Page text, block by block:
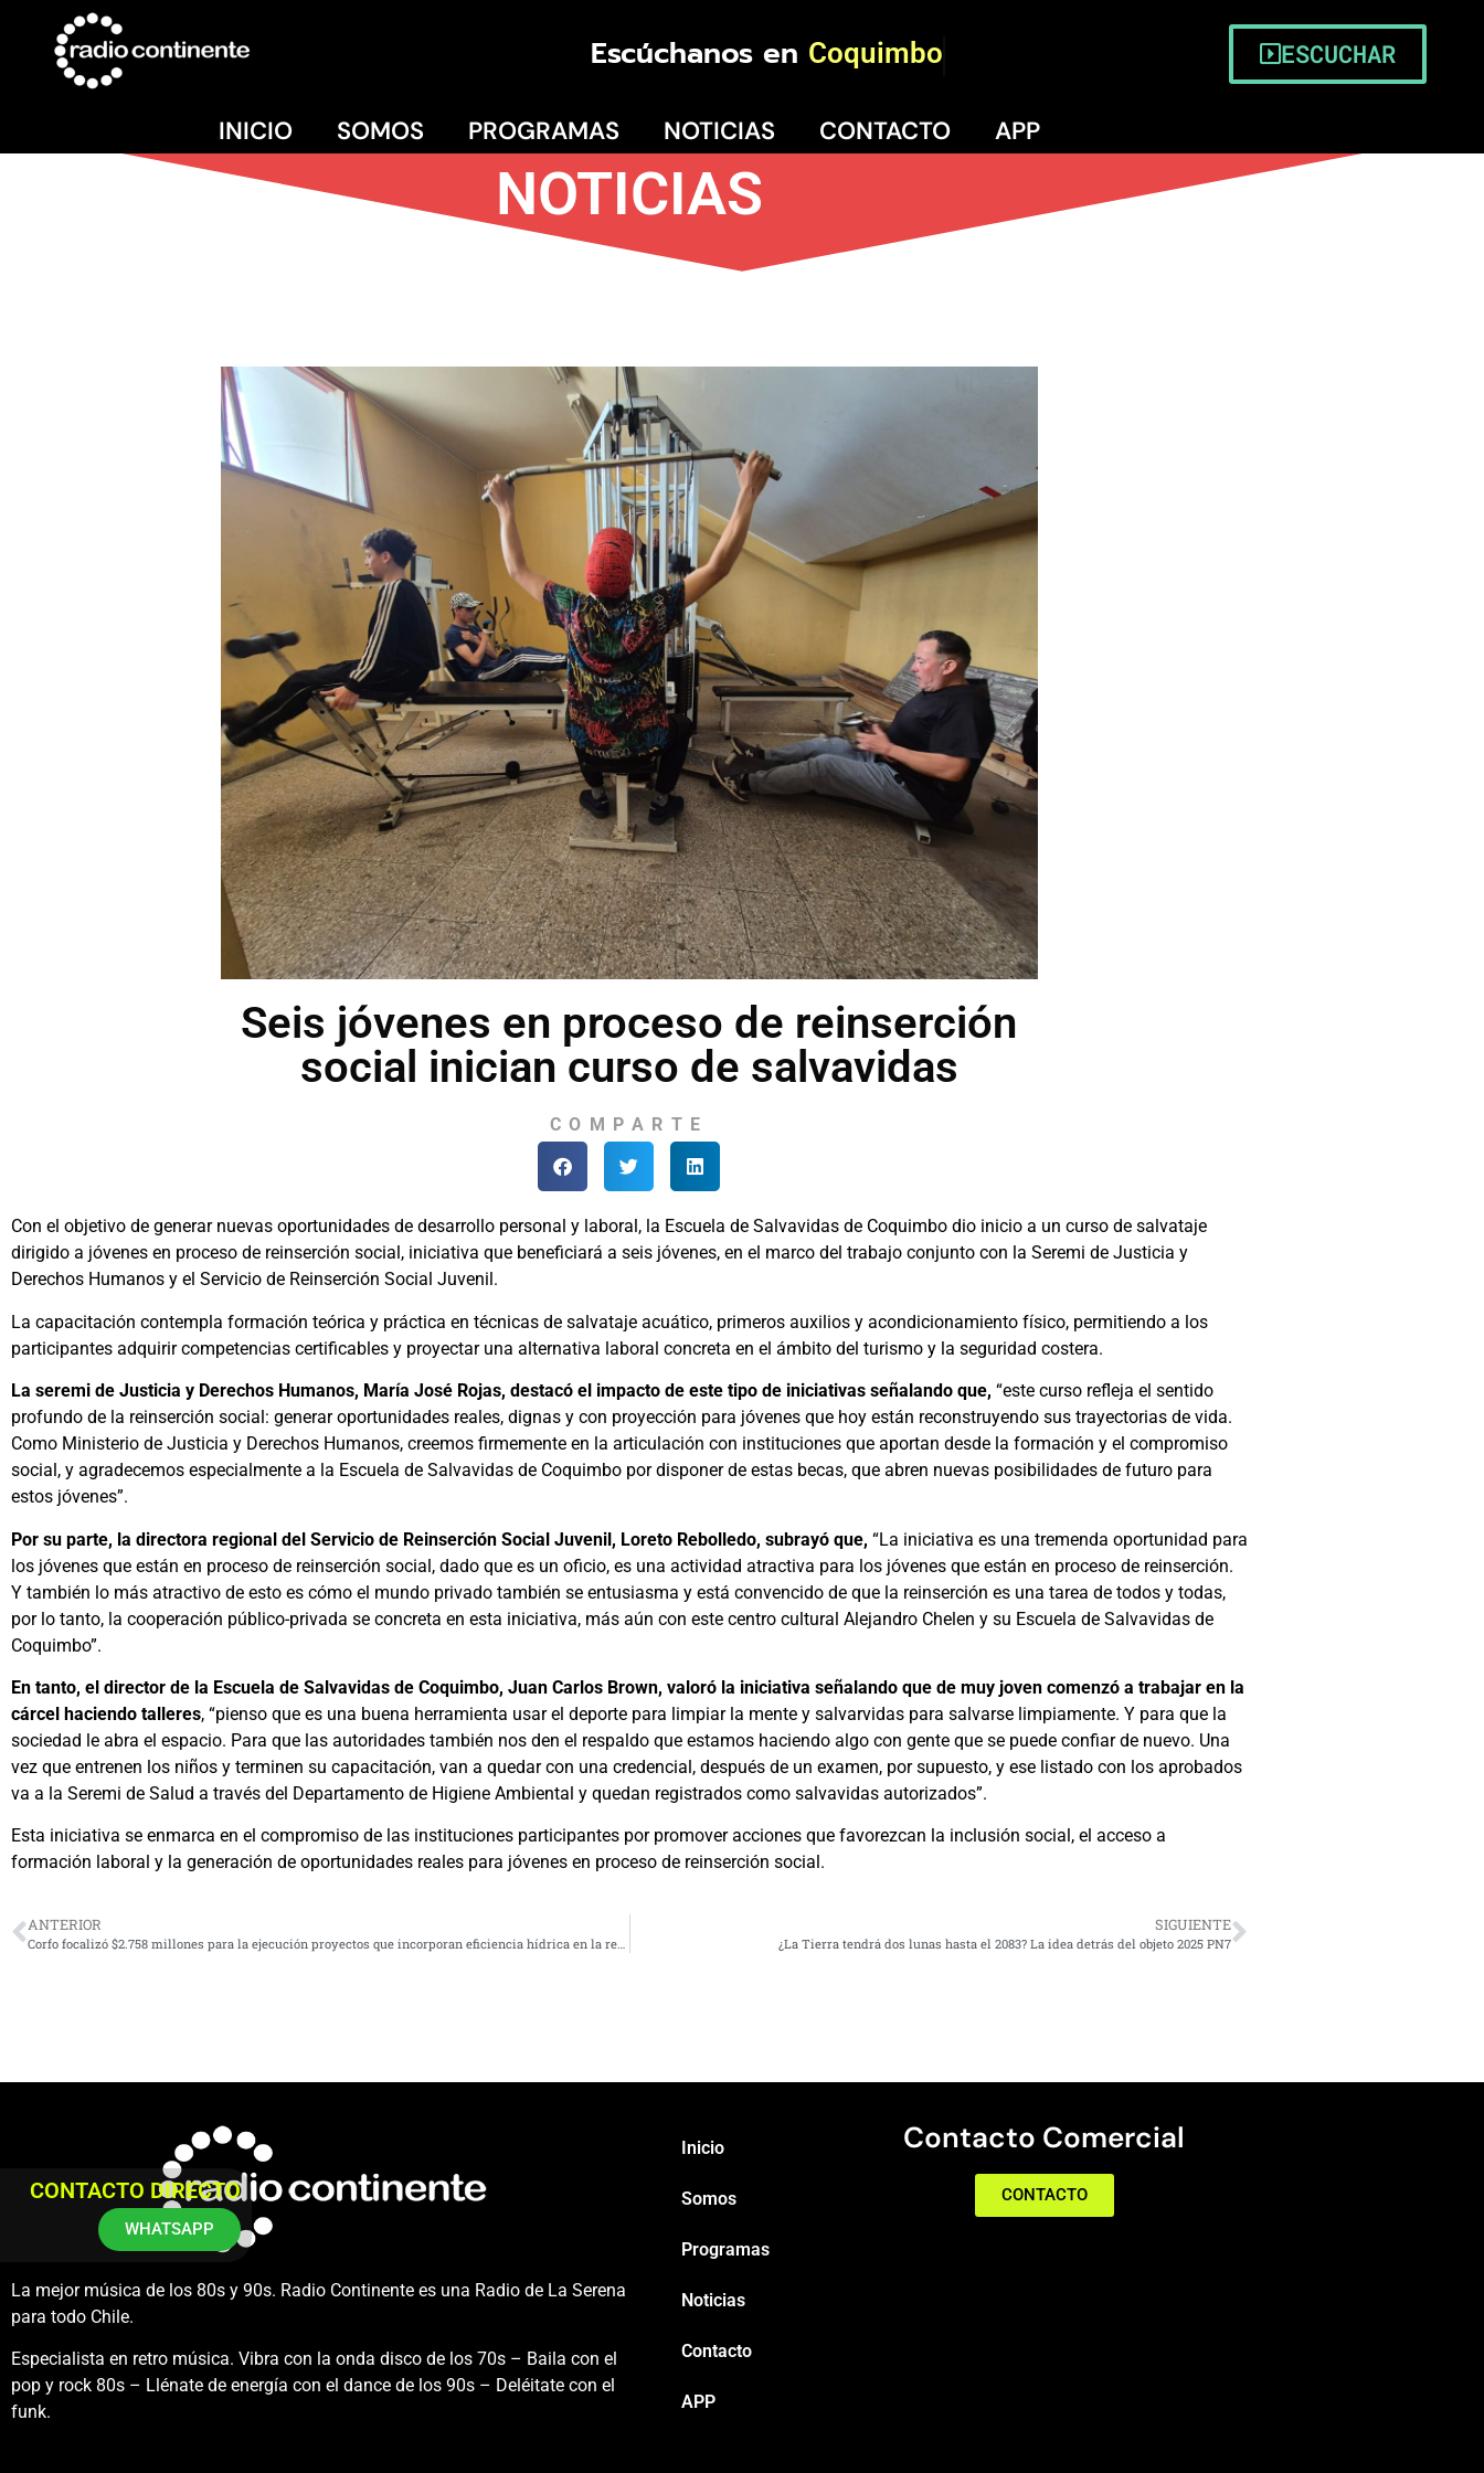
Escúchanos en Coquimbo ESCUCHAR
INICIO SOMOS PROGRAMAS NOTICIAS CONTACTO APP
NOTICIAS
Seis jóvenes en proceso de reinserción
social inician curso de salvavidas
COMPARTE
Con el objetivo de generar nuevas oportunidades de desarrollo personal y laboral, la Escuela de Salvavidas de Coquimbo dio inicio a un curso de salvataje
dirigido a jóvenes en proceso de reinserción social, iniciativa que beneficiará a seis jóvenes, en el marco del trabajo conjunto con la Seremi de Justicia y
Derechos Humanos y el Servicio de Reinserción Social Juvenil.
La capacitación contempla formación teórica y práctica en técnicas de salvataje acuático, primeros auxilios y acondicionamiento físico, permitiendo a los
participantes adquirir competencias certificables y proyectar una alternativa laboral concreta en el ámbito del turismo y la seguridad costera.
La seremi de Justicia y Derechos Humanos, María José Rojas, destacó el impacto de este tipo de iniciativas señalando que, “este curso refleja el sentido
profundo de la reinserción social: generar oportunidades reales, dignas y con proyección para jóvenes que hoy están reconstruyendo sus trayectorias de vida.
Como Ministerio de Justicia y Derechos Humanos, creemos firmemente en la articulación con instituciones que aportan desde la formación y el compromiso
social, y agradecemos especialmente a la Escuela de Salvavidas de Coquimbo por disponer de estas becas, que abren nuevas posibilidades de futuro para
estos jóvenes”.
Por su parte, la directora regional del Servicio de Reinserción Social Juvenil, Loreto Rebolledo, subrayó que, “La iniciativa es una tremenda oportunidad para
los jóvenes que están en proceso de reinserción social, dado que es un oficio, es una actividad atractiva para los jóvenes que están en proceso de reinserción.
Y también lo más atractivo de esto es cómo el mundo privado también se entusiasma y está convencido de que la reinserción es una tarea de todos y todas,
por lo tanto, la cooperación público-privada se concreta en esta iniciativa, más aún con este centro cultural Alejandro Chelen y su Escuela de Salvavidas de
Coquimbo”.
En tanto, el director de la Escuela de Salvavidas de Coquimbo, Juan Carlos Brown, valoró la iniciativa señalando que de muy joven comenzó a trabajar en la
cárcel haciendo talleres, “pienso que es una buena herramienta usar el deporte para limpiar la mente y salvarvidas para salvarse limpiamente. Y para que la
sociedad le abra el espacio. Para que las autoridades también nos den el respaldo que estamos haciendo algo con gente que se puede confiar de nuevo. Una
vez que entrenen los niños y terminen su capacitación, van a quedar con una credencial, después de un examen, por supuesto, y ese listado con los aprobados
va a la Seremi de Salud a través del Departamento de Higiene Ambiental y quedan registrados como salvavidas autorizados”.
Esta iniciativa se enmarca en el compromiso de las instituciones participantes por promover acciones que favorezcan la inclusión social, el acceso a
formación laboral y la generación de oportunidades reales para jóvenes en proceso de reinserción social.
ANTERIOR SIGUIENTE
¿La Tierra tendrá dos lunas hasta el 2083? La idea detrás del objeto 2025 PN7
La mejor música de los 80s y 90s. Radio Continente es una Radio de La Serena
para todo Chile.
Especialista en retro música. Vibra con la onda disco de los 70s – Baila con el
pop y rock 80s – Llénate de energía con el dance de los 90s – Deléitate con el
funk.
Inicio
Somos
Programas
Noticias
Contacto
APP
Contacto Comercial
CONTACTO
CONTACTO DIRECTO
WHATSAPP